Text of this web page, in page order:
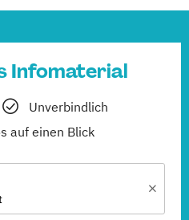
Infomaterial
Unverbindlich
auf einen Blick